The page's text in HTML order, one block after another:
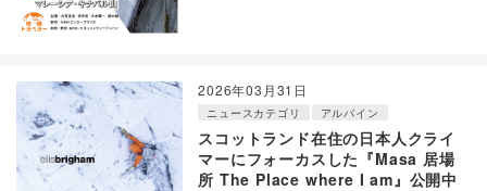
2026年03月31日
ニュースカテゴリ アルパイン
スコットランド在住の日本人クライ
マーにフォーカスした『Masa 居場
所 The Place where I am』公開中